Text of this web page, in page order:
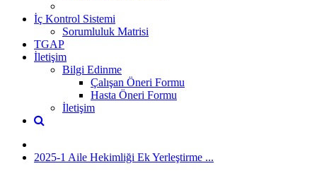
İç Kontrol Sistemi
Sorumluluk Matrisi
TGAP
İletişim
Bilgi Edinme
Çalışan Öneri Formu
Hasta Öneri Formu
İletişim
2025-1 Aile Hekimliği Ek Yerleştirme ...